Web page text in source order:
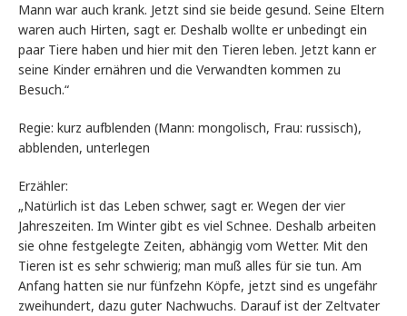
Mann war auch krank. Jetzt sind sie beide gesund. Seine Eltern
waren auch Hirten, sagt er. Deshalb wollte er unbedingt ein
paar Tiere haben und hier mit den Tieren leben. Jetzt kann er
seine Kinder ernähren und die Verwandten kommen zu
Besuch.“
Regie: kurz aufblenden (Mann: mongolisch, Frau: russisch),
abblenden, unterlegen
Erzähler:
„Natürlich ist das Leben schwer, sagt er. Wegen der vier
Jahreszeiten. Im Winter gibt es viel Schnee. Deshalb arbeiten
sie ohne festgelegte Zeiten, abhängig vom Wetter. Mit den
Tieren ist es sehr schwierig; man muß alles für sie tun. Am
Anfang hatten sie nur fünfzehn Köpfe, jetzt sind es ungefähr
zweihundert, dazu guter Nachwuchs. Darauf ist der Zeltvater